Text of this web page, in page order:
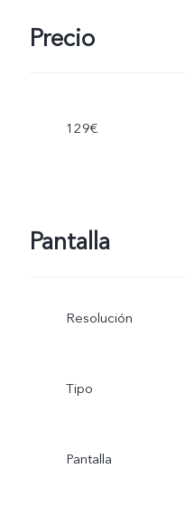
Precio
129€
Pantalla
Resolución
Tipo
Pantalla